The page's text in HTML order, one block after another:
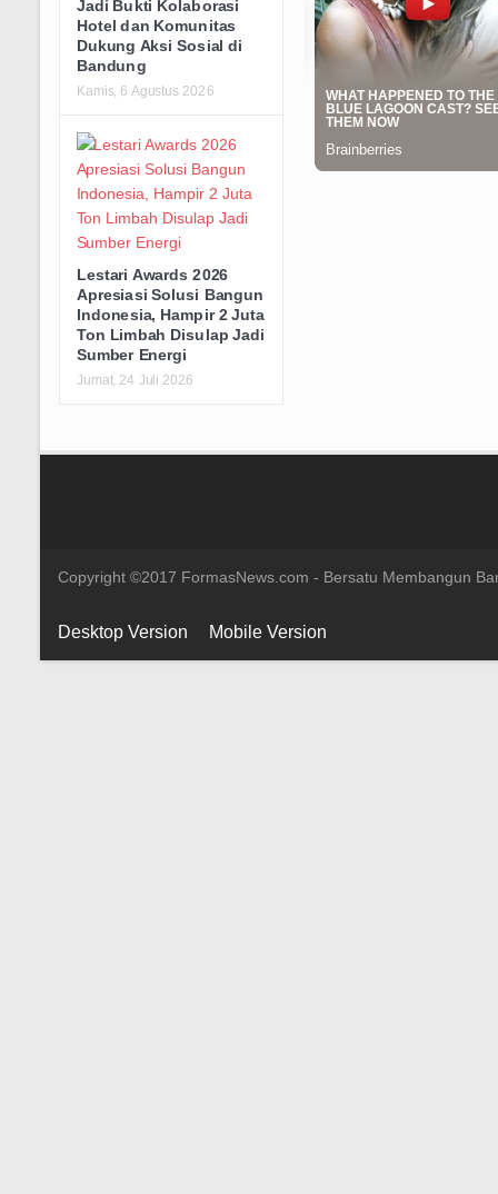
Happiness Yard Vol. 2
Jadi Bukti Kolaborasi
Hotel dan Komunitas
Dukung Aksi Sosial di
Bandung
Lestari Awards 2026
Apresiasi Solusi Bangun
Indonesia, Hampir 2 Juta
Ton Limbah Disulap Jadi
Sumber Energi
Desktop Version Mobile Version